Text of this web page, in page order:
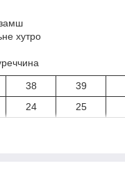
хутро
38 39
24 25